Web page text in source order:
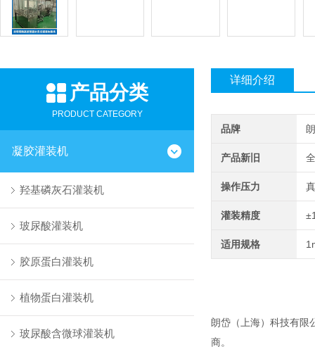
产品分类
PRODUCT CATEGORY
凝胶灌装机
羟基磷灰石灌装机
玻尿酸灌装机
胶原蛋白灌装机
植物蛋白灌装机
玻尿酸含微球灌装机
详细介绍
品牌
产品新旧
操作压力
灌装精度
适用规格
朗岱（上海）科技有限
商。